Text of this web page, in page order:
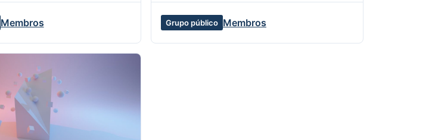
Membros Grupo público Membros